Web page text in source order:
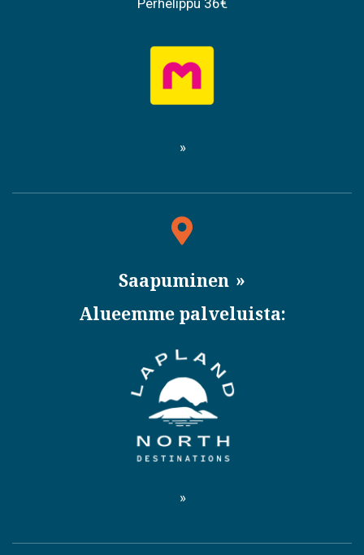
Perhelippu 36€
Saapuminen
Alueemme palveluista: